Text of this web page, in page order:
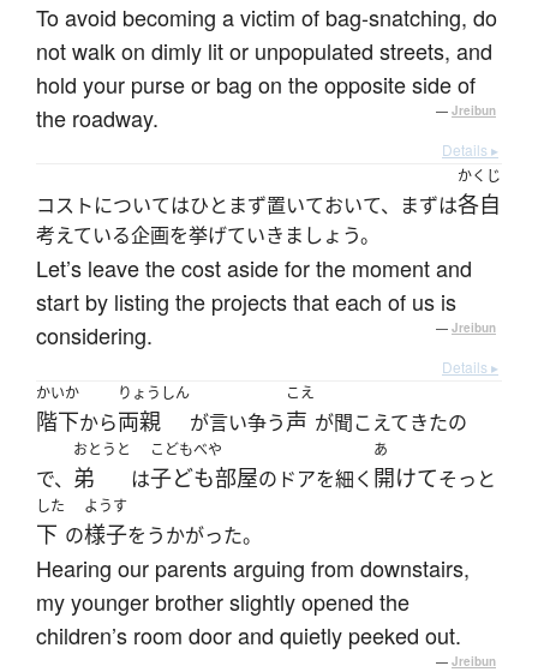
To avoid becoming a victim of bag-snatching, do
not walk on dimly lit or unpopulated streets, and
hold your purse or bag on the opposite side of
the roadway.
— Jreibun
Details ▸
コストについてはひとまず置いておいて、まずは
かくじ
各自
考えている企画を挙げていきましょう。
Let’s leave the cost aside for the moment and
start by listing the projects that each of us is
considering.
— Jreibun
Details ▸
かいか
階下から
りょうしん
両親 が言い争う
こえ
声 が聞こえてきたの
で、
おとうと
弟 は
こどもべや
子ども部屋のドアを細く
あ
開けてそっと
した
下 の
ようす
様子をうかがった。
Hearing our parents arguing from downstairs,
my younger brother slightly opened the
children’s room door and quietly peeked out.
— Jreibun